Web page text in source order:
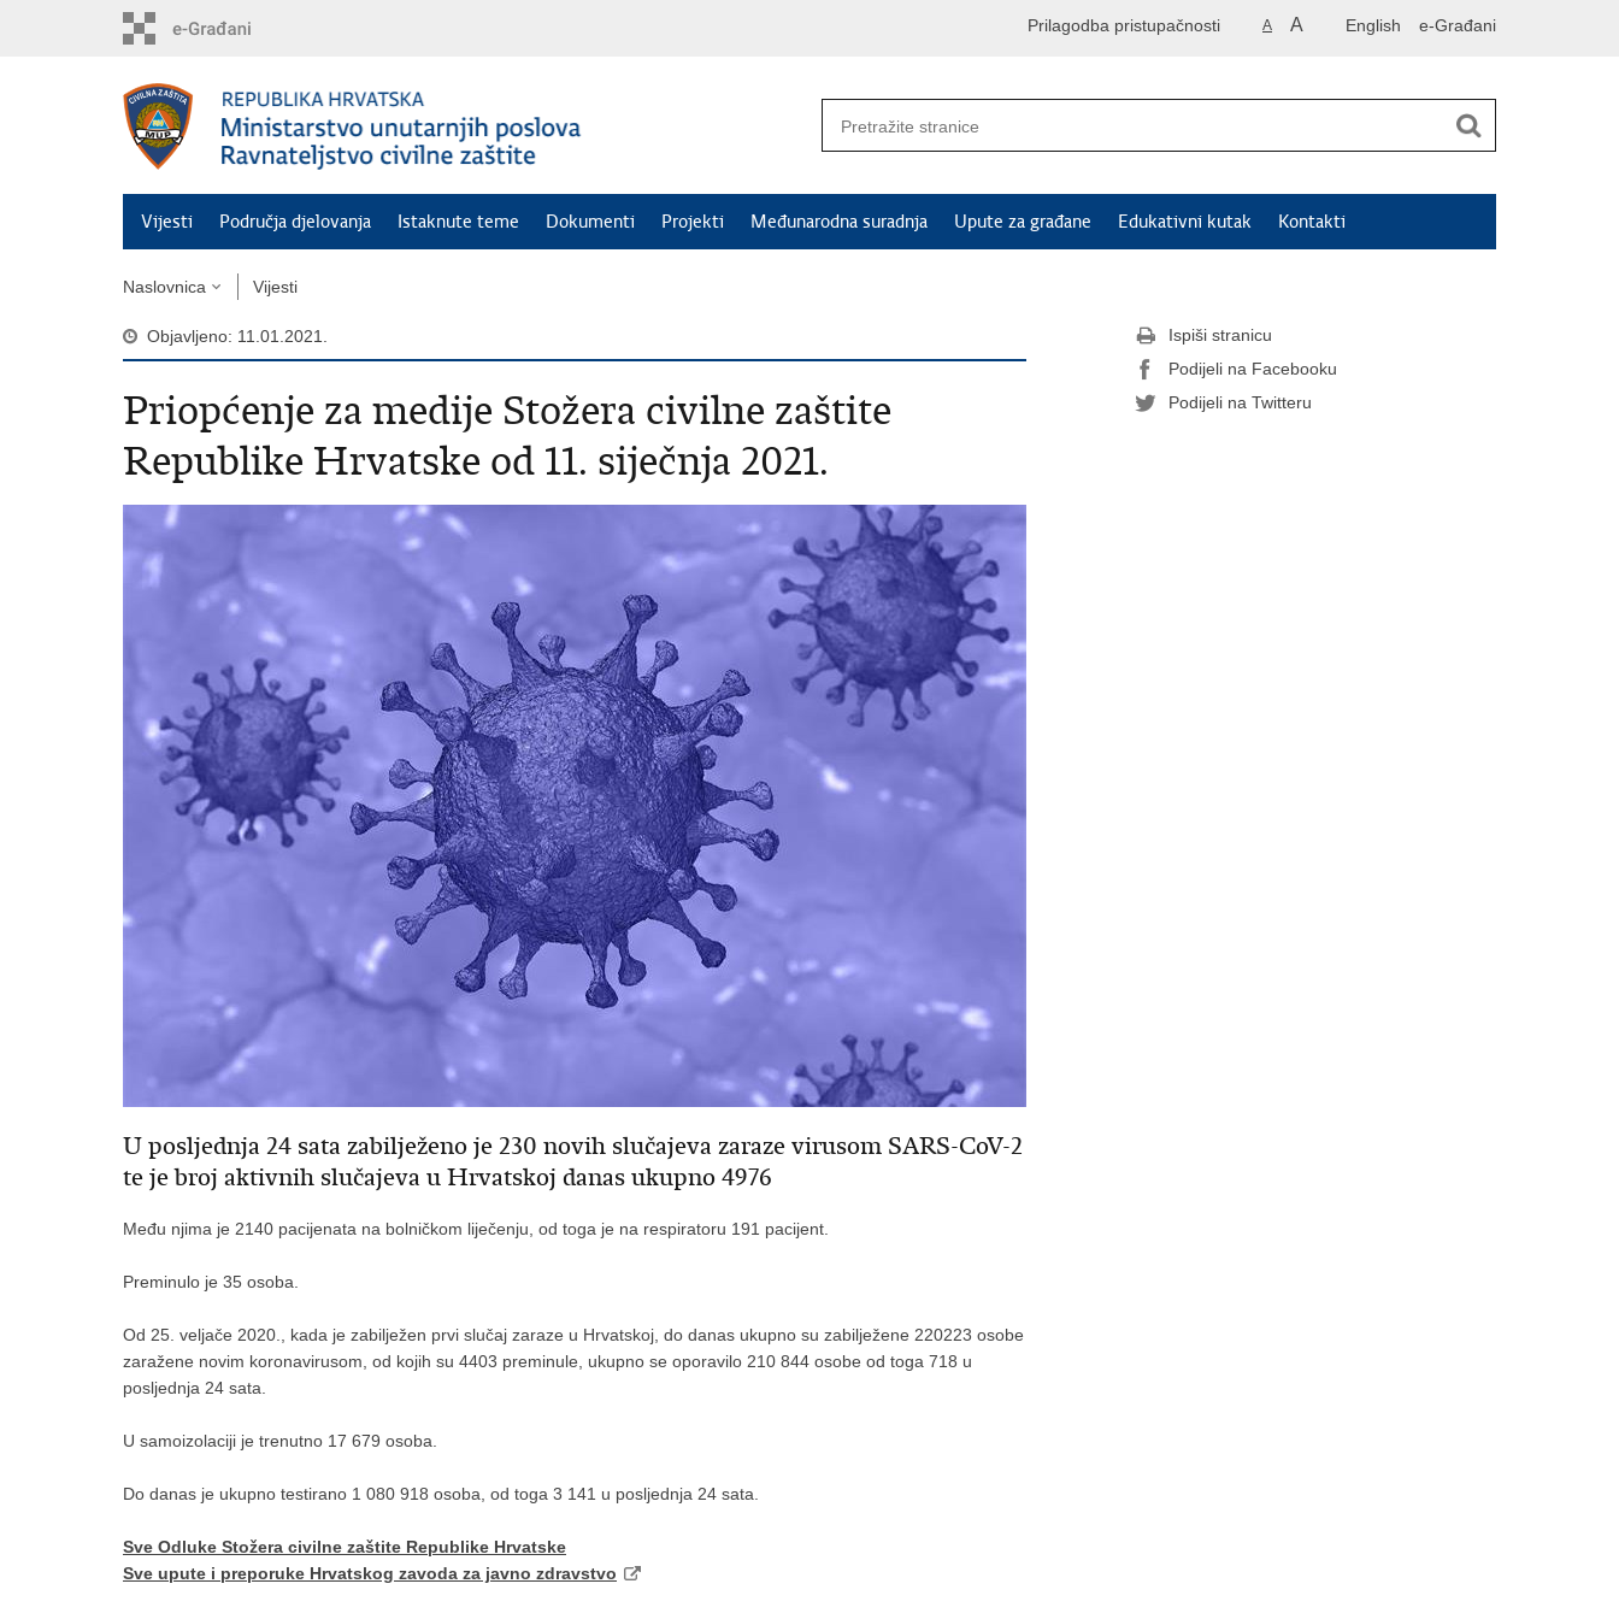
English e-Građani
A A
Prilagodba pristupačnosti
Vijesti Područja djelovanja Istaknute teme Dokumenti Projekti Međunarodna suradnja Upute za građane Edukativni kutak Kontakti
Naslovnica Vijesti
Objavljeno: 11.01.2021.
Priopćenje za medije Stožera civilne zaštite
Republike Hrvatske od 11. siječnja 2021.
U posljednja 24 sata zabilježeno je 230 novih slučajeva zaraze virusom SARS-CoV-2
te je broj aktivnih slučajeva u Hrvatskoj danas ukupno 4976
Među njima je 2140 pacijenata na bolničkom liječenju, od toga je na respiratoru 191 pacijent.
Preminulo je 35 osoba.
Od 25. veljače 2020., kada je zabilježen prvi slučaj zaraze u Hrvatskoj, do danas ukupno su zabilježene 220223 osobe
zaražene novim koronavirusom, od kojih su 4403 preminule, ukupno se oporavilo 210 844 osobe od toga 718 u
posljednja 24 sata.
U samoizolaciji je trenutno 17 679 osoba.
Do danas je ukupno testirano 1 080 918 osoba, od toga 3 141 u posljednja 24 sata.
Sve Odluke Stožera civilne zaštite Republike Hrvatske
Sve upute i preporuke Hrvatskog zavoda za javno zdravstvo
Ispiši stranicu
Podijeli na Facebooku
Podijeli na Twitteru